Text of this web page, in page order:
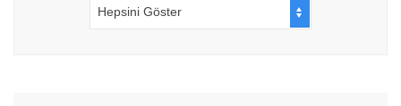
Hepsini Göster